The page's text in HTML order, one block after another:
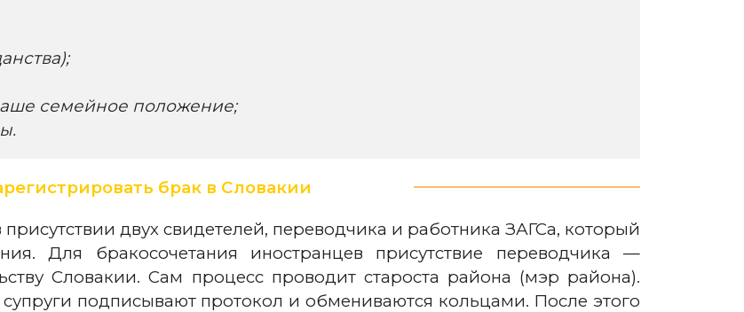
семейное положение;
брак в Словакии
двух свидетелей, переводчика и работника ЗАГСа, который
Для бракосочетания иностранцев присутствие переводчика —
Словакии. Сам процесс проводит староста района (мэр района).
подписывают протокол и обмениваются кольцами. После этого